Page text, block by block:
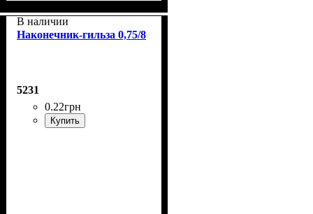
В наличии
Наконечник-гильза 0,75/8
5231
0.22грн
Купить